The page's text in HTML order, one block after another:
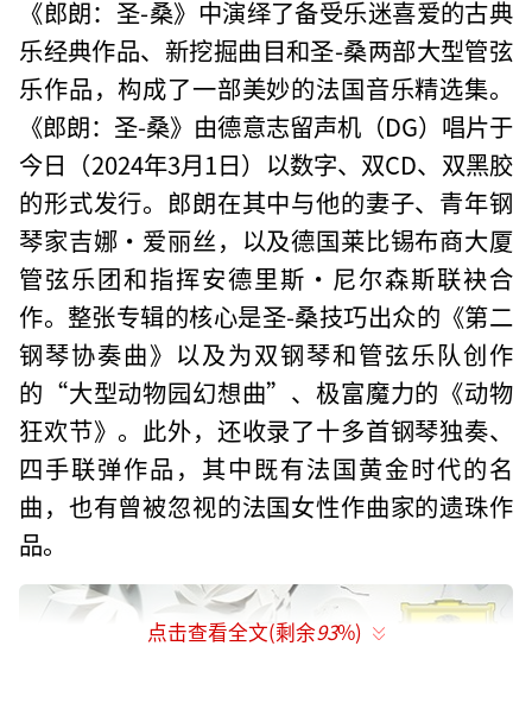
《郎朗：圣-桑》中演绎了备受乐迷喜爱的古典
乐经典作品、新挖掘曲目和圣-桑两部大型管弦
乐作品，构成了一部美妙的法国音乐精选集。
《郎朗：圣-桑》由德意志留声机（DG）唱片于
今日（2024年3月1日）以数字、双CD、双黑胶
的形式发行。郎朗在其中与他的妻子、青年钢
琴家吉娜·爱丽丝，以及德国莱比锡布商大厦
管弦乐团和指挥安德里斯·尼尔森斯联袂合
作。整张专辑的核心是圣-桑技巧出众的《第二
钢琴协奏曲》以及为双钢琴和管弦乐队创作
的“大型动物园幻想曲”、极富魔力的《动物
狂欢节》。此外，还收录了十多首钢琴独奏、
四手联弹作品，其中既有法国黄金时代的名
曲，也有曾被忽视的法国女性作曲家的遗珠作
品。
点击查看全文(剩余93%)